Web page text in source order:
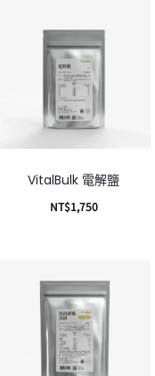
VitalBulk 電解鹽
NT$1,750